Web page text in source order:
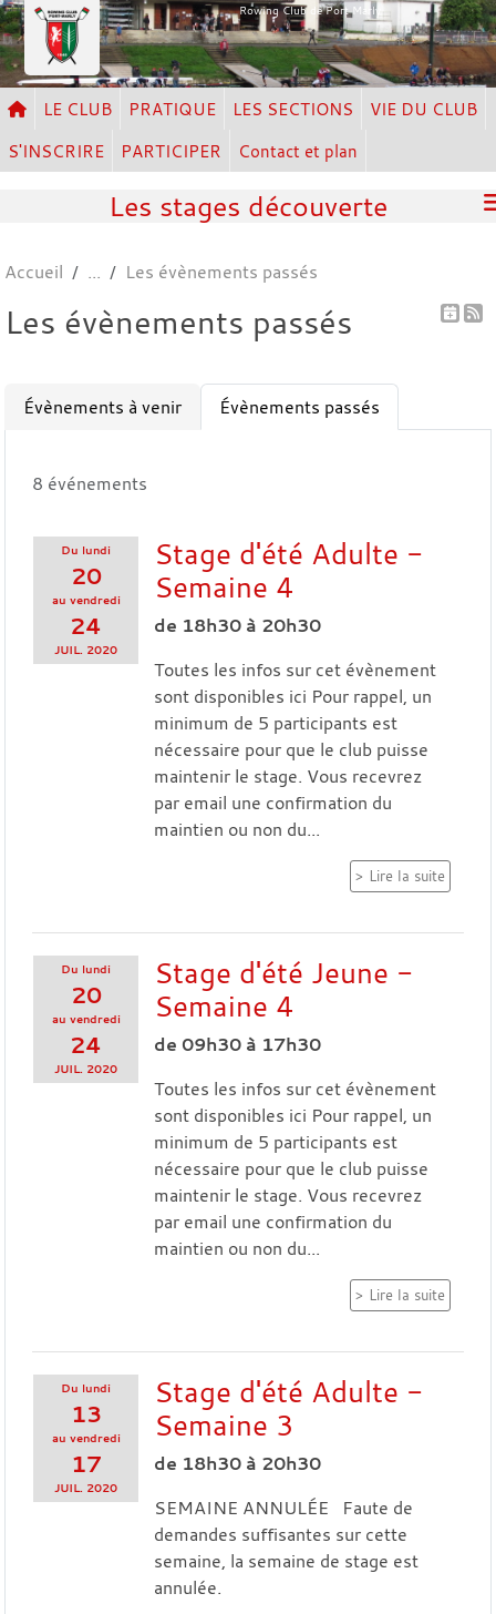
Rowing Club de Port Marly
LE CLUB PRATIQUE LES SECTIONS
VIE DU CLUB
S'INSCRIRE
PARTICIPER Contact et plan
Les stages découverte
Accueil Les évènements passés
Les évènements passés
Évènements à venir Évènements passés
8 événements
Du lundi
20
au vendredi
24
JUIL. 2020
Stage d'été Adulte -
Semaine 4
de 18h30 à 20h30
Toutes les infos sur cet évènement
sont disponibles ici Pour rappel, un
minimum de 5 participants est
nécessaire pour que le club puisse
maintenir le stage. Vous recevrez
par email une confirmation du
maintien ou non du...
Lire la suite
Du lundi
20
au vendredi
24
JUIL. 2020
Stage d'été Jeune -
Semaine 4
de 09h30 à 17h30
Toutes les infos sur cet évènement
sont disponibles ici Pour rappel, un
minimum de 5 participants est
nécessaire pour que le club puisse
maintenir le stage. Vous recevrez
par email une confirmation du
maintien ou non du...
Lire la suite
Du lundi
13
au vendredi
17
JUIL. 2020
Stage d'été Adulte -
Semaine 3
de 18h30 à 20h30
SEMAINE ANNULÉE Faute de
demandes suffisantes sur cette
semaine, la semaine de stage est
annulée.
Panneau de gestion des cookies